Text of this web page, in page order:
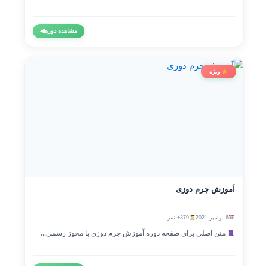
مشاهده دوره◀
ویژه
آموزش چرم دوزی
6 نوامبر 2021 379+ نفر
متن اصلی برای صفحه دوره آموزش چرم دوزی با مجوز رسمی...